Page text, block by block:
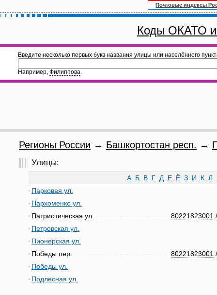
Почтовые индексы
Коды ОКАТО
Введите несколько первых букв названия улицы или населённого
Например, Филиппова.
Регионы России → Башкортостан респ. →
Улицы:
А Б В Г Д Е Ё З И К Л
Парковая ул.
Пархоменко ул.
80221823001
Патриотическая ул.
Петровская ул.
Пионерская ул.
80221823001
Победы пер.
Победы ул.
Подлесная ул.